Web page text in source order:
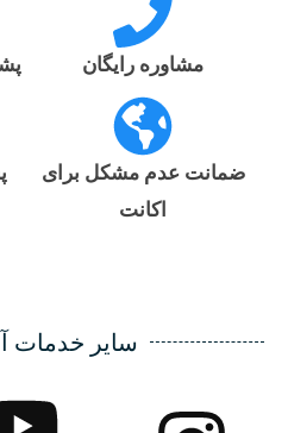
مشاوره رایگان
ضمانت عدم مشکل برای
اکانت
سایر خدمات